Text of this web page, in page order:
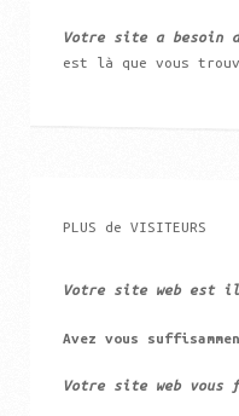
Votre site a besoin
est là que vous
PLUS de VISITEURS
Votre site web est
Avez vous
Votre site web vous